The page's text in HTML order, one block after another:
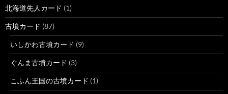
北海道先人カード (1)
古墳カード (87)
いしかわ古墳カード (9)
ぐんま古墳カード (3)
こふん王国の古墳カード (1)